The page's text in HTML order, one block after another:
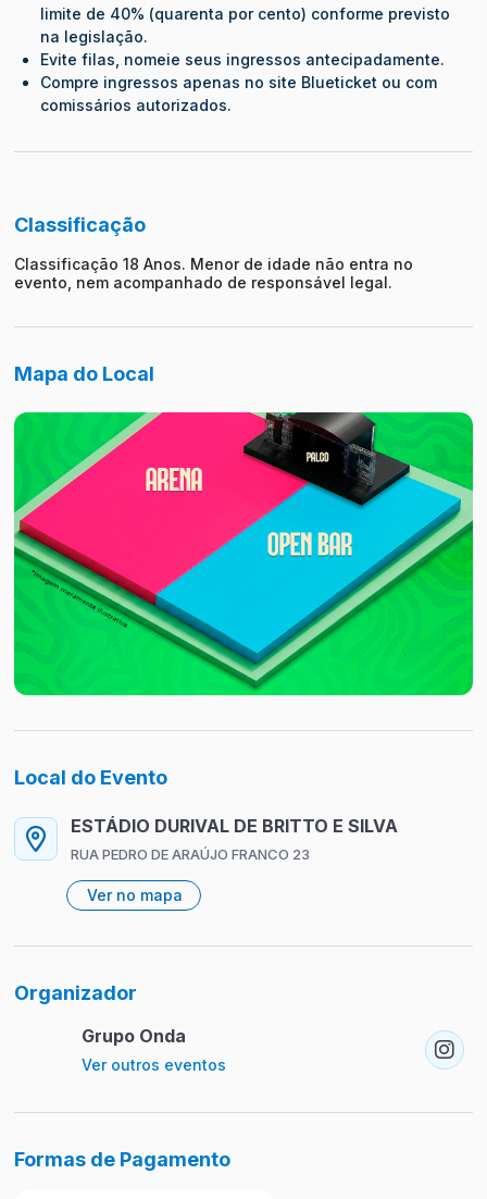
limite de 40% (quarenta por cento) conforme previsto
na legislação.
Evite filas, nomeie seus ingressos antecipadamente.
Compre ingressos apenas no site Blueticket ou com
comissários autorizados.
Classificação
Classificação 18 Anos. Menor de idade não entra no
evento, nem acompanhado de responsável legal.
Mapa do Local
Local do Evento
ESTÁDIO DURIVAL DE BRITTO E SILVA
RUA PEDRO DE ARAÚJO FRANCO 23
Ver no mapa
Organizador
Grupo Onda
Ver outros eventos
Formas de Pagamento